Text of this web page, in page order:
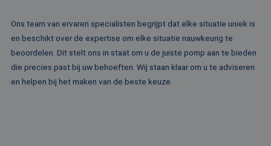
Ons team van ervaren specialisten begrijpt dat elke situatie uniek is
en beschikt over de expertise om elke situatie nauwkeurig te
beoordelen. Dit stelt ons in staat om u de juiste pomp aan te bieden
die precies past bij uw behoeften. Wij staan klaar om u te adviseren
en helpen bij het maken van de beste keuze.
het gebruik van
website voor
analyses te
_fbp
Meta Platform
Inc.
.rentalpumps.eu
2 maanden 4
weken
Gebruikt door
Facebook om een
reeks